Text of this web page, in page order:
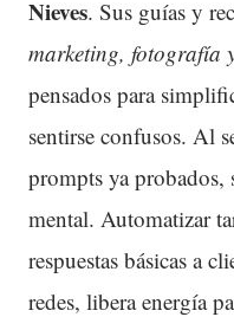
Nieves. Sus guías y
marketing, fotografía
pensados para
sentirse confusos. Al
prompts ya probados,
mental. Automatizar
respuestas básicas a
redes, libera energía